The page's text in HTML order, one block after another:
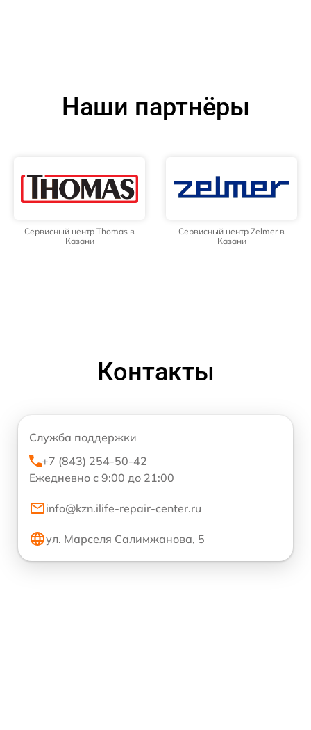
Наши партнёры
Сервисный центр Thomas в
Казани
Сервисный центр Zelmer в
Казани
Контакты
Служба поддержки
+7 (843) 254-50-42
Ежедневно с 9:00 до 21:00
info@kzn.ilife-repair-center.ru
ул. Марселя Салимжанова, 5